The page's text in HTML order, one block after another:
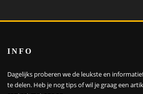
INFO
Dagelijks proberen we de leukste en
te delen. Heb je nog tips of wil je graag een